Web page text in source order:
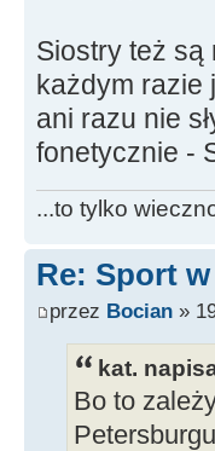
Siostry też
każdym razie
ani razu nie
fonetycznie -
...to tylko
Re: Sport
przez Bocian »
kat.
Bo to